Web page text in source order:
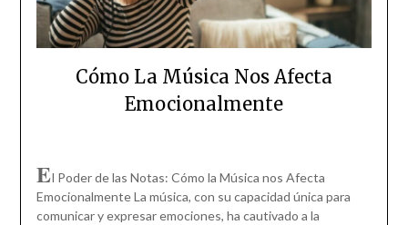
Cómo La Música Nos Afecta
Emocionalmente
El Poder de las Notas: Cómo la Música nos Afecta
Emocionalmente La música, con su capacidad única para
comunicar y expresar emociones, ha cautivado a la